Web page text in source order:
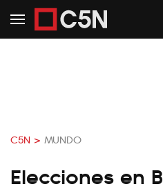
C5N > MUNDO
Elecciones en